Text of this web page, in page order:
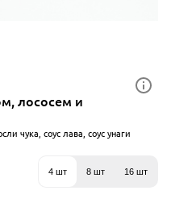
лососем и
чука, соус лава, соус унаги
4 шт 8 шт 16 шт